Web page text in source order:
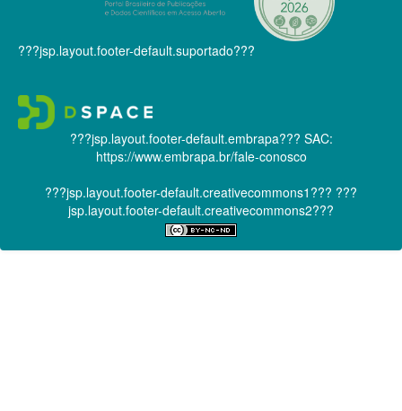
???jsp.layout.footer-default.suportado???
???jsp.layout.footer-default.embrapa??? SAC:
https://www.embrapa.br/fale-conosco
???jsp.layout.footer-default.creativecommons1??? ???
jsp.layout.footer-default.creativecommons2???